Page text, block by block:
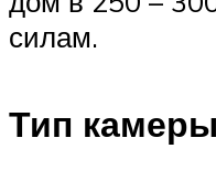
силам.
Тип